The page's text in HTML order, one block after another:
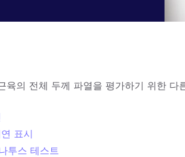
육의 전체 두께 파열을 평가하기 위한 다
표시
투스 테스트